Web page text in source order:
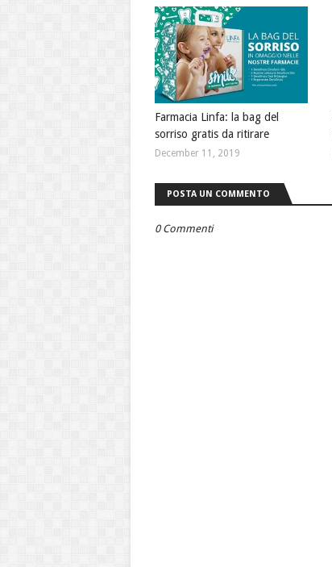
Farmacia Linfa: la bag del
sorriso gratis da ritirare
December 11, 2019
POSTA UN COMMENTO
0 Commenti